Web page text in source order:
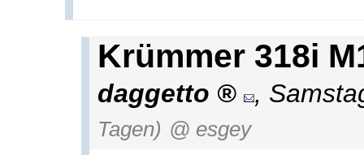
Krümmer 318i
daggetto ,
Tagen) @ esgey